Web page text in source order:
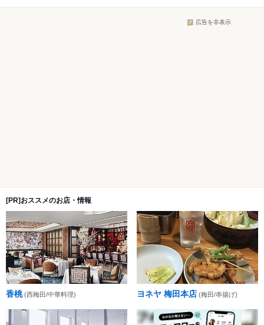
広告を非表示
[PR]おススメのお店・情報
香桃 (西梅田/中華料理) ヨネヤ 梅田本店 (梅田/串揚げ)